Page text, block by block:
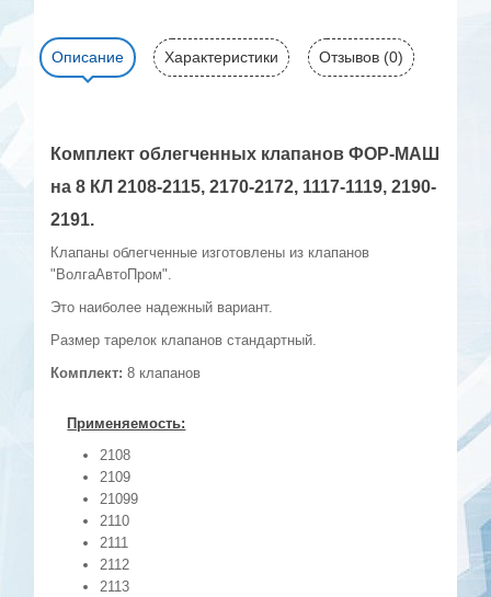
Описание Характеристики Отзывов (0)
Комплект облегченных клапанов ФОР-МАШ
на 8 КЛ 2108-2115, 2170-2172, 1117-1119, 2190-
2191.
Клапаны облегченные изготовлены из клапанов
"ВолгаАвтоПром".
Это наиболее надежный вариант.
Размер тарелок клапанов стандартный.
Комплект: 8 клапанов
Применяемость:
2108
2109
21099
2110
2111
2112
2113